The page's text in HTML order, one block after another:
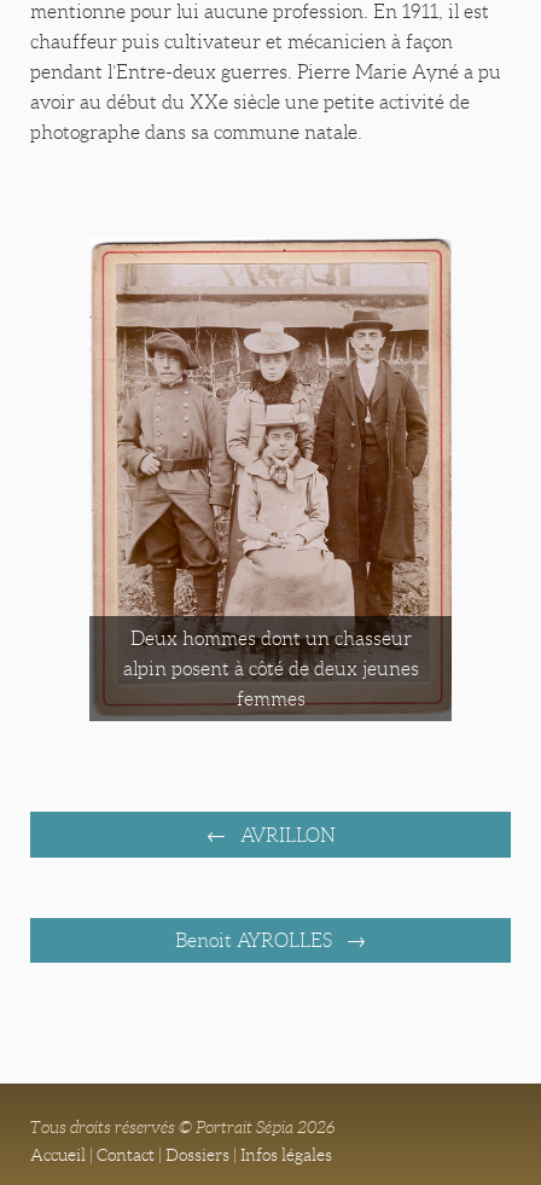
mentionne pour lui aucune profession. En 1911, il est
chauffeur puis cultivateur et mécanicien à façon
pendant l’Entre-deux guerres. Pierre Marie Ayné a pu
avoir au début du XXe siècle une petite activité de
photographe dans sa commune natale.
Deux hommes dont un chasseur
alpin posent à côté de deux jeunes
femmes
AVRILLON
Benoit AYROLLES
Tous droits réservés © Portrait Sépia 2026
Accueil Contact Dossiers Infos légales